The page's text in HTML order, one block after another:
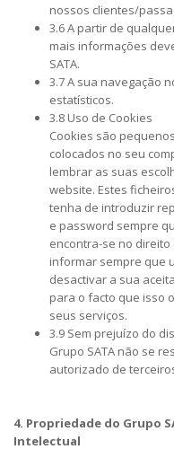
nossos clientes/
3.6 A partir de
mais informações
SATA.
3.7 A sua navegação
estatísticos.
3.8 Uso de Cookies
Cookies são
colocados no seu
lembrar as suas
website. Estes
tenha de introduzir
e password sempre
encontra-se no
informar sempre que
desactivar a sua
para o facto que isso
seus serviços.
3.9 Sem prejuízo do
Grupo SATA não se
autorizado de
4. Propriedade do Grupo
Intelectual